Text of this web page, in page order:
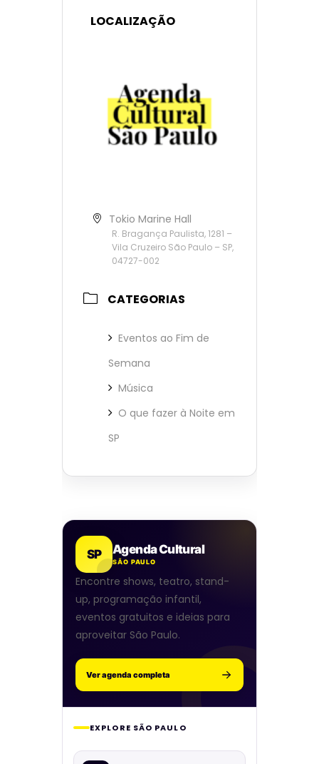
LOCALIZAÇÃO
Tokio Marine Hall
R. Bragança Paulista, 1281 –
Vila Cruzeiro São Paulo – SP,
04727-002
CATEGORIAS
Eventos ao Fim de
Semana
Música
O que fazer à Noite em
SP
SP Agenda Cultural
SÃO PAULO
Encontre shows, teatro, stand-
up, programação infantil,
eventos gratuitos e ideias para
aproveitar São Paulo.
Ver agenda completa
EXPLORE SÃO PAULO